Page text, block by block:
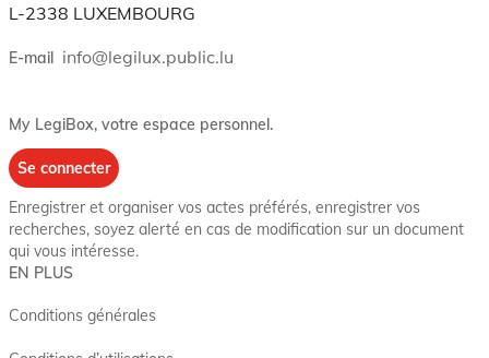
L-2338 LUXEMBOURG
E-mail info@legilux.public.lu
My LegiBox, votre espace personnel.
Se connecter
Enregistrer et organiser vos actes préférés, enregistrer vos
recherches, soyez alerté en cas de modification sur un document
qui vous intéresse.
EN PLUS
Conditions générales